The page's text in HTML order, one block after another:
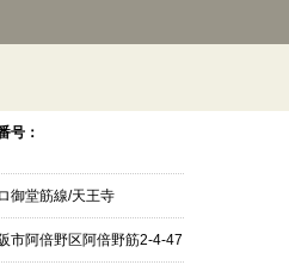
号：
御堂筋線/天王寺
市阿倍野区阿倍野筋2-4-47